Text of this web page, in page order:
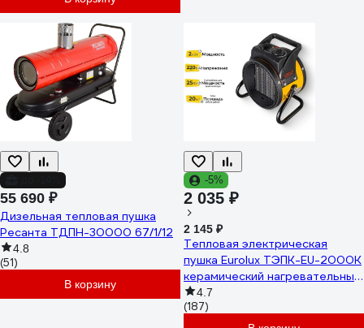
55 690 ₽
Дизельная тепловая пушка
Ресанта ТДПН-30000 67/1/12
4.8
(51)
В корзину
-5%
2 035 ₽
2 145 ₽
Тепловая электрическая
пушка Eurolux ТЭПК-EU-2000K
керамический нагревательный
элемент, круглая 67/1/35
4.7
(187)